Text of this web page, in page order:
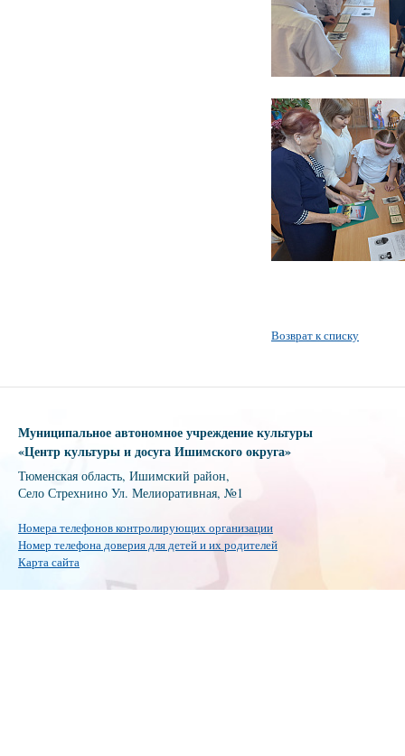
Возврат к списку
Муниципальное автономное учреждение культуры
«Центр культуры и досуга Ишимского округа»
Тюменская область, Ишимский район,
Село Стрехнино Ул. Мелиоративная, №1
Номера телефонов контролирующих организации
Номер телефона доверия для детей и их родителей
Карта сайта